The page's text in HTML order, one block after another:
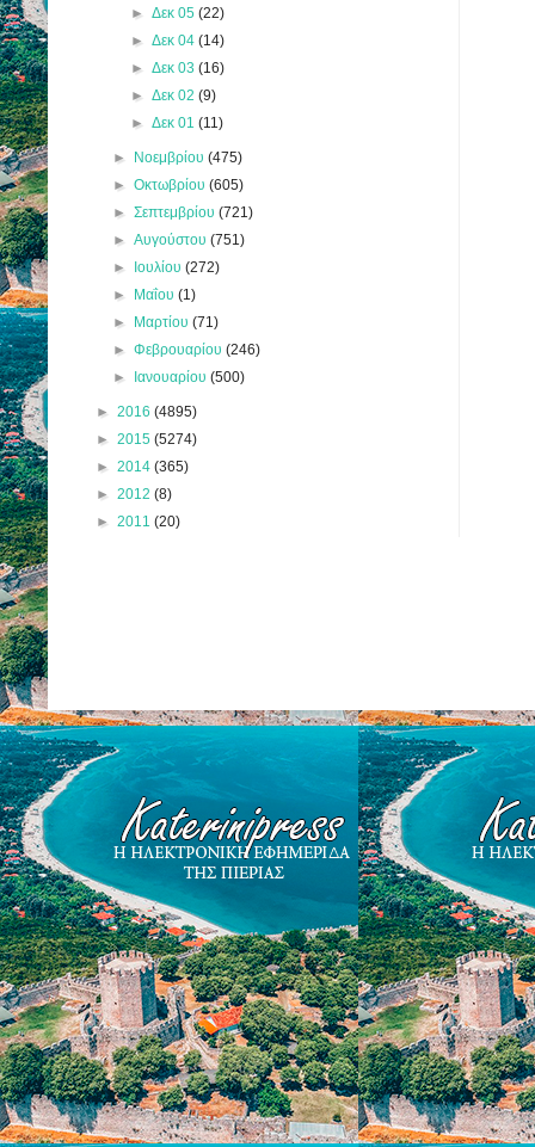
► Δεκ 05 (22)
► Δεκ 04 (14)
► Δεκ 03 (16)
► Δεκ 02 (9)
► Δεκ 01 (11)
► Νοεμβρίου(475)
►Οκτωβρίου(605)
►Σεπτεμβρίου(721)
►Αυγούστου(751)
► Ιουλίου(272)
► Μαΐου(1)
► Μαρτίου(71)
►Φεβρουαρίου(246)
► Ιανουαρίου(500)
► 2016 (4895)
► 2015 (5274)
► 2014 (365)
► 2012 (8)
► 2011 (20)